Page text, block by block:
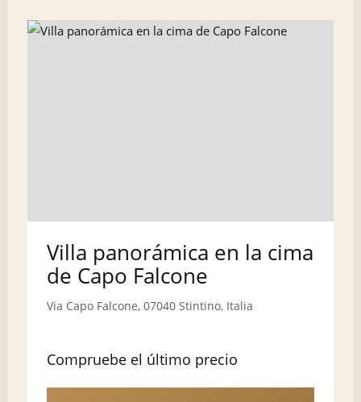
Villa panorámica en la cima
de Capo Falcone
Via Capo Falcone, 07040 Stintino, Italia
Compruebe el último precio